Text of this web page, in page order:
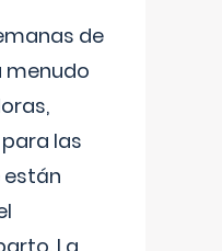
de
menudo
las
están